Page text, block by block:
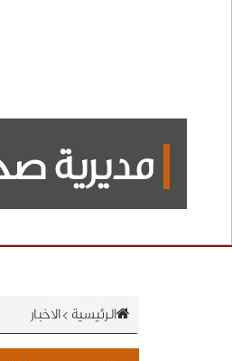
مديرية
الرئيسية > الاخبار